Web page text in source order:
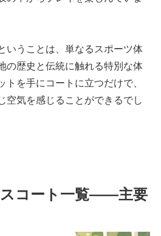
いうことは、単なるスポーツ体
の歴史と伝統に触れる特別な体
トを手にコートに立つだけで、
空気を感じることができるでし
コート一覧——主要